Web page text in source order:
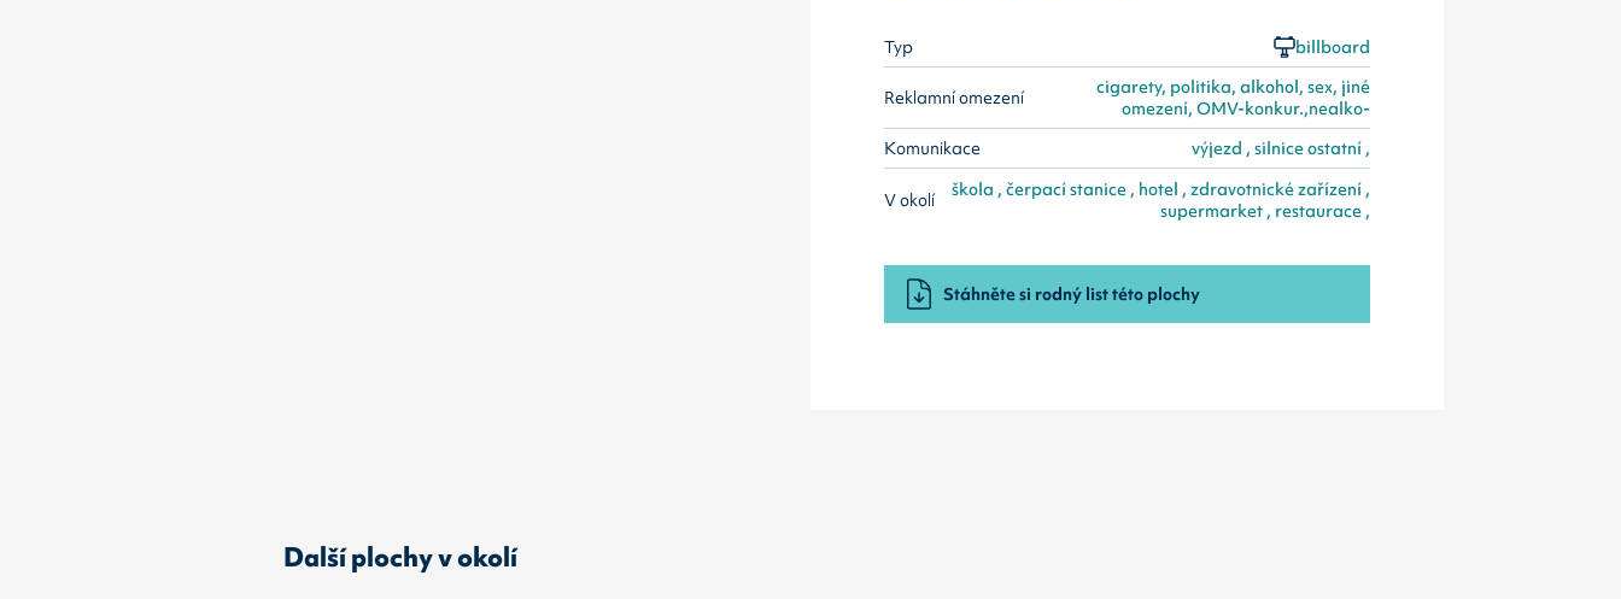
Typ billboard
Reklamní omezení
cigarety, politika, alkohol, sex, jiné
omezení, OMV-konkur.,nealko-
Komunikace
výjezd , silnice ostatní ,
V okolí
škola , čerpací stanice , hotel , zdravotnické zařízení ,
supermarket , restaurace ,
Stáhněte si rodný list této plochy
Další plochy v okolí